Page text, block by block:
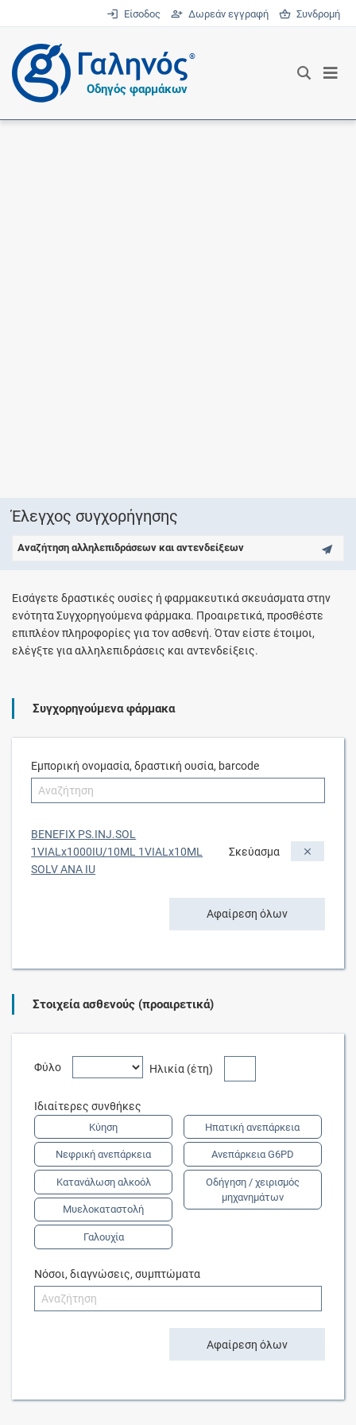
Είσοδος Δωρεάν εγγραφή Συνδρομή
®
Οδηγός φαρμάκων
Έλεγχος συγχορήγησης
Αναζήτηση αλληλεπιδράσεων και αντενδείξεων
Εισάγετε δραστικές ουσίες ή φαρμακευτικά σκευάσματα στην
ενότητα Συγχορηγούμενα φάρμακα. Προαιρετικά, προσθέστε
επιπλέον πληροφορίες για τον ασθενή. Όταν είστε έτοιμοι,
ελέγξτε για αλληλεπιδράσεις και αντενδείξεις.
Συγχορηγούμενα φάρμακα
Εμπορική ονομασία, δραστική ουσία, barcode
BENEFIX PS.INJ.SOL
1VIALx1000IU/10ML 1VIALx10ML
SOLV ANA IU
Σκεύασμα
Αφαίρεση όλων
Στοιχεία ασθενούς (προαιρετικά)
Φύλο Ηλικία (έτη)
Ιδιαίτερες συνθήκες
Κύηση
Νεφρική ανεπάρκεια
Κατανάλωση αλκοόλ
Μυελοκαταστολή
Γαλουχία
Ηπατική ανεπάρκεια
Ανεπάρκεια G6PD
Οδήγηση / χειρισμός
μηχανημάτων
Νόσοι, διαγνώσεις, συμπτώματα
Αφαίρεση όλων